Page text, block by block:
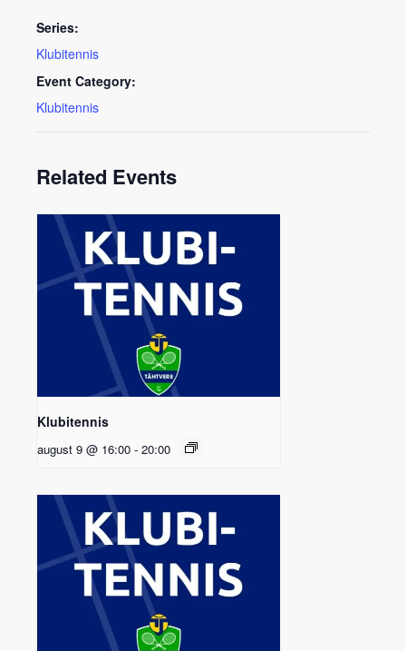
Series:
Klubitennis
Event Category:
Klubitennis
Related Events
Klubitennis
august 9 @ 16:00 - 20:00